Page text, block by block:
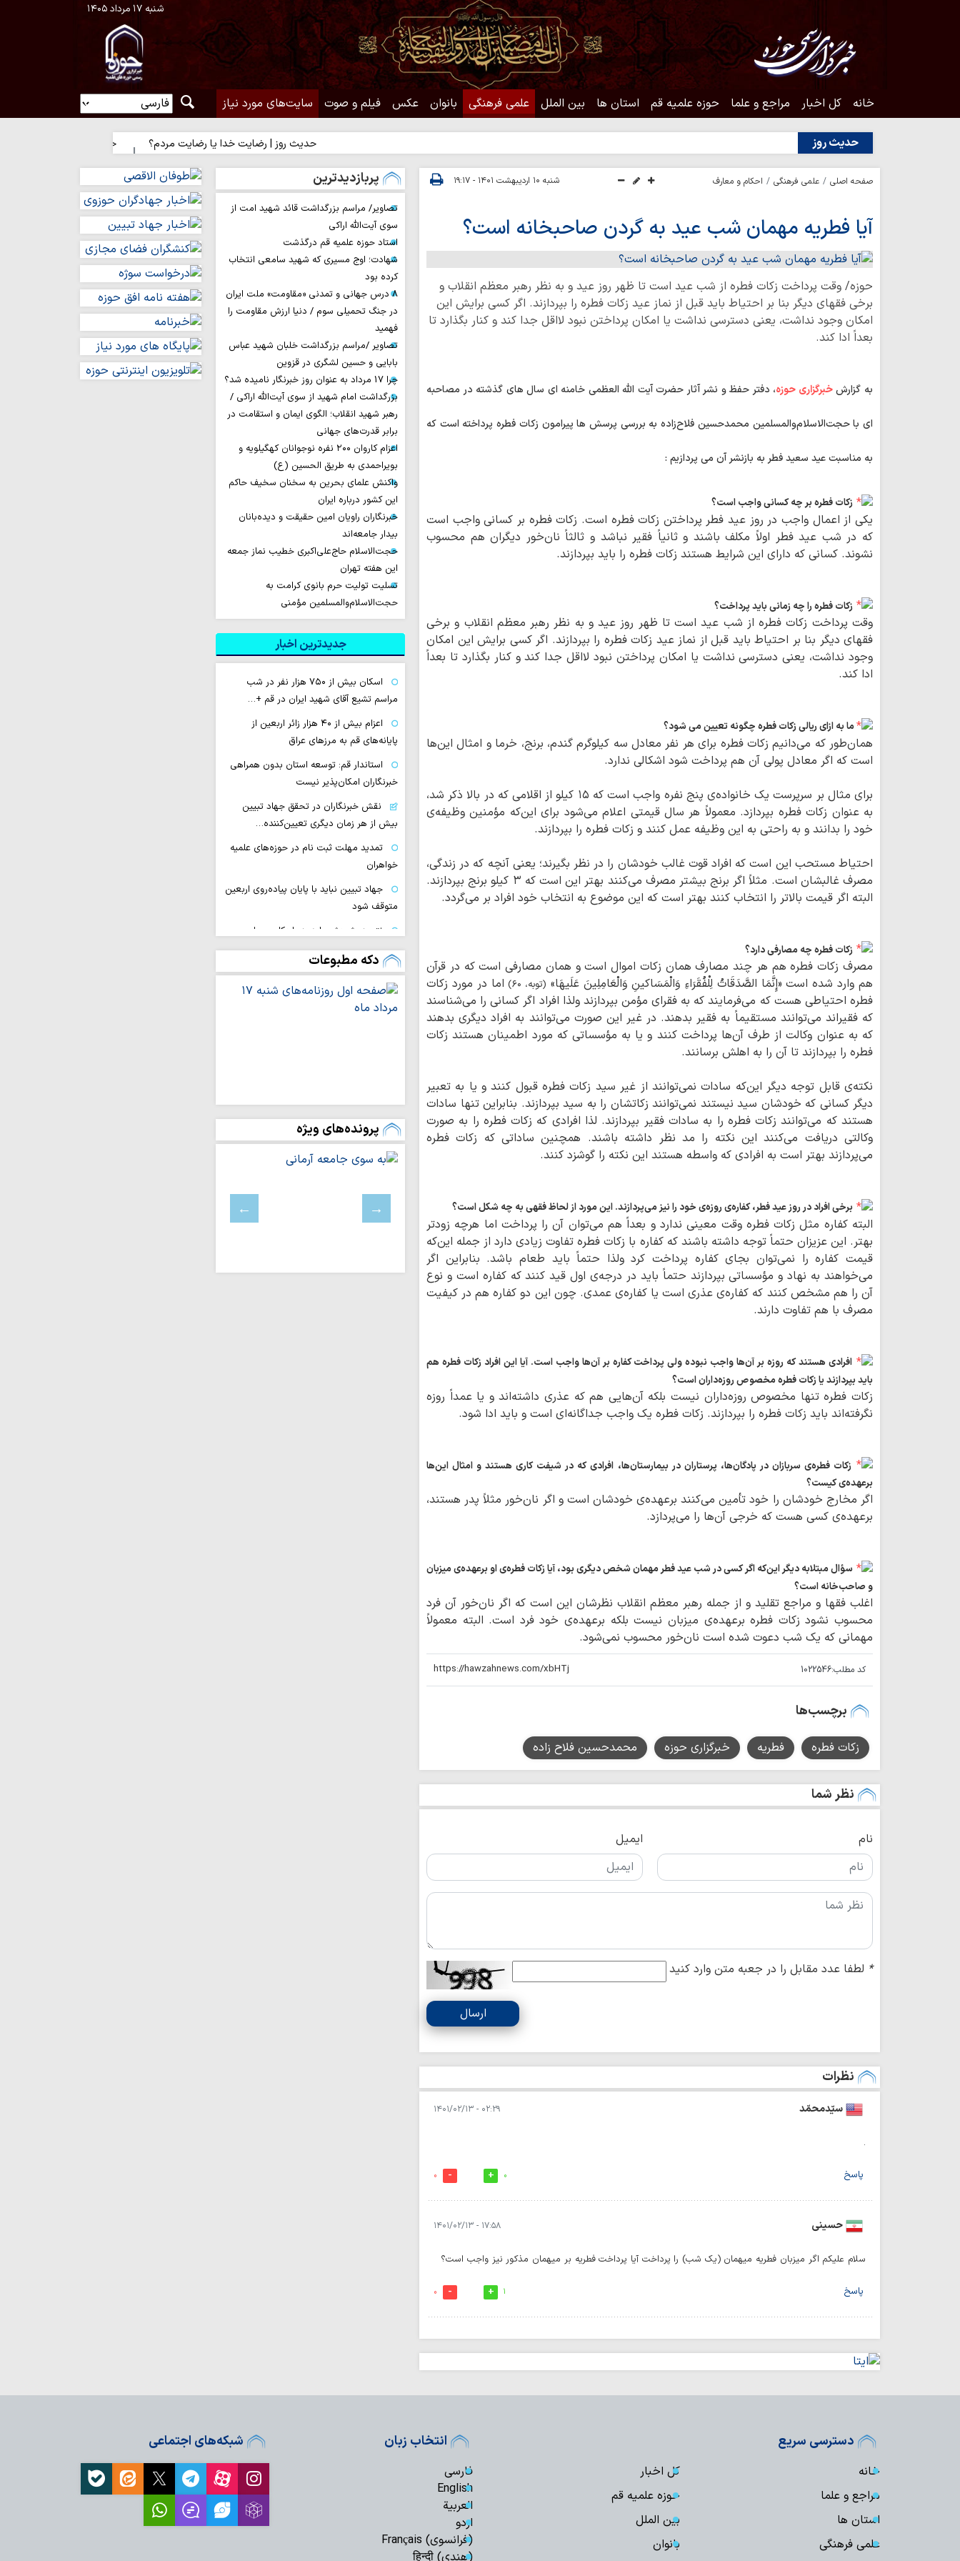
شنبه ۱۷ مرداد ۱۴۰۵
خانه کل اخبار مراجع و علما حوزه علمیه قم استان ها بین الملل علمی فرهنگی بانوان عکس فیلم و صوت سایت‌های مورد نیاز
حدیث روز حدیث روز | رضایت خدا یا رضایت مردم؟ حدیث روز | راه نزدیک شدن به محبت
صفحه اصلی علمی فرهنگی احکام و معارف شنبه ۱۰ اردیبهشت ۱۴۰۱ - ۱۹:۱۷
آیا فطریه مهمان شب عید به گردن صاحبخانه است؟
حوزه/ وقت پرداخت زکات فطره از شب عید است تا ظهر روز عید و به نظر رهبر معظم انقلاب و
برخی فقهای دیگر بنا بر احتیاط باید قبل از نماز عید زکات فطره را بپردازند. اگر کسی برایش این
امکان وجود نداشت، یعنی دسترسی نداشت یا امکان پرداختن نبود لااقل جدا کند و کنار بگذارد تا
بعداً ادا کند.
به گزارشخبرگزاری حوزه، دفتر حفظ و نشر آثار حضرت آیت الله العظمی خامنه ای سال های گذشته در مصاحبه
ای با حجت‌الاسلام‌والمسلمین محمدحسین فلاح‌زاده به بررسی پرسش ها پیرامون زکات فطره پرداخته است که
به مناسبت عید سعید فطر به بازنشر آن می پردازیم :
زکات فطره بر چه کسانی واجب است؟
یکی از اعمال واجب در روز عید فطر پرداختن زکات فطره است. زکات فطره بر کسانی واجب است
که در شب عید فطر اولاً مکلف باشند و ثانیاً فقیر نباشد و ثالثاً نان‌خور دیگران هم محسوب
نشوند. کسانی که دارای این شرایط هستند زکات فطره را باید بپردازند.
زکات فطره را چه زمانی باید پرداخت؟
وقت پرداخت زکات فطره از شب عید است تا ظهر روز عید و به نظر رهبر معظم انقلاب و برخی
فقهای دیگر بنا بر احتیاط باید قبل از نماز عید زکات فطره را بپردازند. اگر کسی برایش این امکان
وجود نداشت، یعنی دسترسی نداشت یا امکان پرداختن نبود لااقل جدا کند و کنار بگذارد تا بعداً
ادا کند.
ما به ازای ریالی زکات فطره چگونه تعیین می شود؟
همان‌طور که می‌دانیم زکات فطره برای هر نفر معادل سه کیلوگرم گندم، برنج، خرما و امثال این‌ها
است که اگر معادل پولی آن هم پرداخت شود اشکالی ندارد.
برای مثال بر سرپرست یک خانواده‌ی پنج نفره واجب است که ۱۵ کیلو از اقلامی که در بالا ذکر شد،
به عنوان زکات فطره بپردازد. معمولاً هر سال قیمتی اعلام می‌شود برای این‌که مؤمنین وظیفه‌ی
خود را بدانند و به راحتی به این وظیفه عمل کنند و زکات فطره را بپردازند.
احتیاط مستحب این است که افراد قوت غالب خودشان را در نظر بگیرند؛ یعنی آنچه که در زندگی،
مصرف غالبشان است. مثلاً اگر برنج بیشتر مصرف می‌کنند بهتر این است که ۳ کیلو برنج بپردازند.
البته اگر قیمت بالاتر را انتخاب کنند بهتر است که این موضوع به انتخاب خود افراد بر می‌گردد.
زکات فطره چه مصارفی دارد؟
مصرف زکات فطره هم هر چند مصارف همان زکات اموال است و همان مصارفی است که در قرآن
هم وارد شده است «إِنَّمَا الصَّدَقَاتُ لِلْفُقَرَ‌اءِ وَالْمَسَاکینِ وَالْعَامِلِینَ عَلَیهَا» (توبه، ۶۰)
اما در مورد زکات
فطره احتیاطی هست که می‌فرمایند که به فقرای مؤمن بپردازند ولذا افراد اگر کسانی را می‌شناسند
که فقیراند می‌توانند مستقیماً به فقیر بدهند. در غیر این صورت می‌توانند به افراد دیگری بدهند
که به عنوان وکالت از طرف آن‌ها پرداخت کنند و یا به مؤسساتی که مورد اطمینان هستند زکات
فطره را بپردازند تا آن را به اهلش برسانند.
نکته‌ی قابل توجه دیگر این‌که سادات نمی‌توانند از غیر سید زکات فطره قبول کنند و یا به تعبیر
دیگر کسانی که خودشان سید نیستند نمی‌توانند زکاتشان را به سید بپردازند. بنابراین تنها سادات
هستند که می‌توانند زکات فطره را به سادات فقیر بپردازند. لذا افرادی که زکات فطره را به صورت
وکالتی دریافت می‌کنند این نکته را مد نظر داشته باشند. همچنین ساداتی که زکات فطره
می‌پردازند بهتر است به افرادی که واسطه هستند این نکته را گوشزد کنند.
برخی افراد در روز عید فطر، کفاره‌ی روزه‌ی خود را نیز می‌پردازند. این مورد از لحاظ فقهی به چه شکل است؟
البته کفاره مثل زکات فطره وقت معینی ندارد و بعداً هم می‌توان آن را پرداخت اما هرچه زودتر
بهتر. این عزیزان حتماً توجه داشته باشند که کفاره با زکات فطره تفاوت زیادی دارد از جمله این‌که
قیمت کفاره را نمی‌توان بجای کفاره پرداخت کرد ولذا حتماً باید طعام باشد. بنابراین اگر
می‌خواهند به نهاد و مؤسساتی بپردازند حتماً باید در درجه‌ی اول قید کنند که کفاره است و نوع
آن را هم مشخص کنند که کفاره‌ی عذری است یا کفاره‌ی عمدی. چون این دو کفاره هم در کیفیت
مصرف با هم تفاوت دارند.
افرادی هستند که روزه بر آن‌ها واجب نبوده ولی پرداخت کفاره بر آن‌ها واجب است. آیا این افراد زکات فطره هم
باید بپردازند یا زکات فطره مخصوص روزه‌داران است؟
زکات فطره تنها مخصوص روزه‌داران نیست بلکه آن‌هایی هم که عذری داشته‌اند و یا عمداً روزه
نگرفته‌اند باید زکات فطره را بپردازند. زکات فطره یک واجب جداگانه‌ای است و باید ادا شود.
زکات فطره‌ی سربازان در پادگان‌ها، پرستاران در بیمارستان‌ها، افرادی که در شیفت کاری هستند و امثال این‌ها
برعهده‌ی کیست؟
اگر مخارج خودشان را خود تأمین می‌کنند برعهده‌ی خودشان است و اگر نان‌خور مثلاً پدر هستند،
برعهده‌ی کسی هست که خرجی آن‌ها را می‌پردازد.
سؤال مبتلابه دیگر این‌که اگر کسی در شب عید فطر مهمان شخص دیگری بود، آیا زکات فطره‌ی او برعهده‌ی میزبان
و صاحب‌خانه است؟
اغلب فقها و مراجع تقلید و از جمله رهبر معظم انقلاب نظرشان این است که اگر نان‌خور آن فرد
محسوب نشود زکات فطره برعهده‌ی میزبان نیست بلکه برعهده‌ی خود فرد است. البته معمولاً
مهمانی که یک شب دعوت شده است نان‌خور محسوب نمی‌شود.
کد مطلب:1022546
برچسب‌ها
زکات فطره فطریه خبرگزاری حوزه محمدحسین فلاح زاده
نظر شما
نام ایمیل
* لطفا عدد مقابل را در جعبه متن وارد کنید
ارسال
نظرات
سیّدمحمّد ۰۲:۲۹ - ۱۴۰۱/۰۲/۱۳
.
پاسخ 0
0
حسینی ۱۷:۵۸ - ۱۴۰۱/۰۲/۱۳
سلام علیکم اگر میزبان فطریه میهمان (یک شب) را پرداخت آيا پرداخت فطریه بر میهمان مذکور نیز واجب است؟
پاسخ 1
0
پربازدیدترین
تصاویر/ مراسم بزرگداشت قائد شهید امت از
سوی آیت‌الله اراکی
استاد حوزه علمیه قم درگذشت
شهادت؛ اوج مسیری که شهید سامعی انتخاب
کرده بود
۸ درس جهانی و تمدنی «مقاومت» ملت ایران
در جنگ تحمیلی سوم / دنیا ارزش مقاومت را
فهمید
تصاویر /مراسم بزرگداشت خلبان شهید عباس
بابایی و حسین لشگری در قزوین
چرا 17 مرداد به عنوان روز خبرنگار نامیده شد؟
بزرگداشت امام شهید از سوی آیت‌الله اراکی /
رهبر شهید انقلاب؛ الگوی ایمان و استقامت در
برابر قدرت‌های جهانی
اعزام کاروان ۲۰۰ نفره نوجوانان کهگیلویه و
بویراحمدی به طریق الحسین (ع)
واکنش علمای بحرین به سخنان سخیف حاکم
این کشور درباره ایران
خبرنگاران راویان امین حقیقت و دیده‌بانان
بیدار جامعه‌اند
حجت‌الاسلام حاج‌علی‌اکبری خطیب نماز جمعه
این هفته تهران
تسلیت تولیت حرم بانوی کرامت به
حجت‌الاسلام‌والمسلمین مؤمنی
جدیدترین اخبار
اسکان بیش از ۷۵۰ هزار نفر در شب
مراسم تشیع آقای شهید ایران در قم +…
اعزام بیش از ۴۰ هزار زائر اربعین از
پایانه‌های قم به مرزهای عراق
استاندار قم: توسعه استان بدون همراهی
خبرنگاران امکان‌پذیر نیست
نقش خبرنگاران در تحقق جهاد تبیین
بیش از هر زمان دیگری تعیین‌کننده…
تمدید مهلت ثبت نام در حوزه‌های علمیه
خواهران
جهاد تبیین نباید با پایان پیاده‌روی اربعین
متوقف شود
نتیجه پژوهش باید به راهکاری عملی و
قابل ارزیابی منتهی شود
۱۰ محور مواصلاتی و چهار منطقه مشهد؛
میزبان فعالیت تبلیغی مبلغان در…
روایتگران جهاد تبیین؛ تقدیر حوزه‌های
برگزاری سلسله‌نشست‌های «تابستانهٔ ادیان
و عرفان»
نماد آزادی دینی، سیاسی و نماد پایان…
بیان حقیقت و افزایش آگاهی جامعه،
دکه مطبوعات
پرونده‌های ویژه
دسترسی سریع
خانه
کل اخبار
مراجع و علما
حوزه علمیه قم
استان ها
بین الملل
علمی فرهنگی
بانوان
انتخاب زبان
فارسی
English
العربیة
اردو
(فرانسوی) Français
(هندی) हिन्दी
شبکه‌های اجتماعی